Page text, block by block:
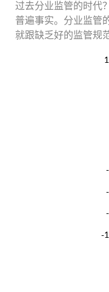
过去分业监管的时代
普遍事实。分业监管
就跟缺乏好的监管规